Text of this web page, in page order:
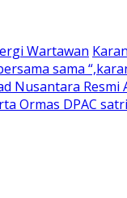
Wartawan
sama
Nusantara
Ormas DPAC